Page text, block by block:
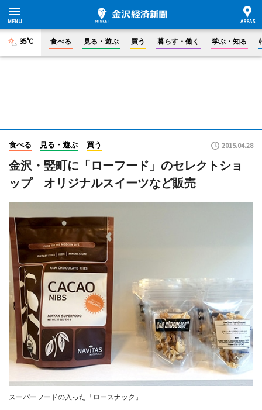
35°C 食べる 見る・遊ぶ 買う 暮らす・働く 学ぶ・知る
食べる 見る・遊ぶ 買う 2015.04.28
金沢・竪町に「ローフード」のセレクトショ
ップ オリジナルスイーツなど販売
スーパーフードの入った「ロースナック」